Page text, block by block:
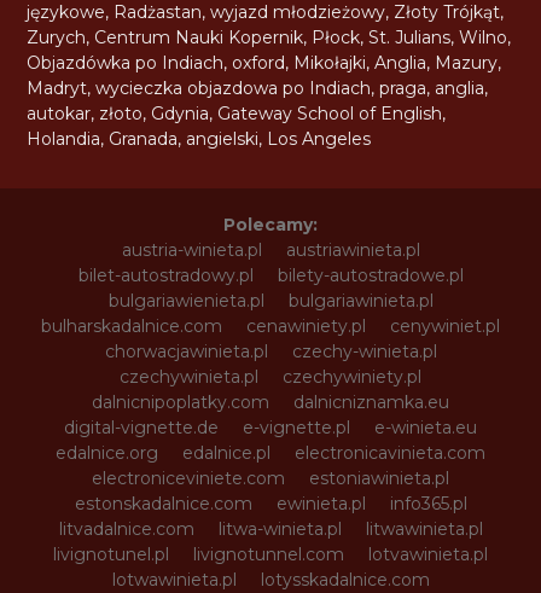
językowe, Radżastan,wyjazd młodzieżowy, Złoty Trójkąt,
Zurych, Centrum Nauki Kopernik, Płock,St. Julians,Wilno,
Objazdówka po Indiach, oxford, Mikołajki,Anglia, Mazury,
Madryt,wycieczka objazdowa po Indiach,praga, anglia,
autokar, złoto, Gdynia, Gateway School of English,
Holandia, Granada, angielski, Los Angeles
Polecamy:
austria-winieta.pl
austriawinieta.pl
bilet-autostradowy.pl
bilety-autostradowe.pl
bulgariawienieta.pl
bulgariawinieta.pl
bulharskadalnice.com
cenawiniety.pl
cenywiniet.pl
chorwacjawinieta.pl
czechy-winieta.pl
czechywinieta.pl
czechywiniety.pl
dalnicnipoplatky.com
dalnicniznamka.eu
digital-vignette.de
e-vignette.pl
e-winieta.eu
edalnice.org
edalnice.pl
electronicavinieta.com
electroniceviniete.com
estoniawinieta.pl
estonskadalnice.com
ewinieta.pl
info365.pl
litvadalnice.com
litwa-winieta.pl
litwawinieta.pl
livignotunel.pl
livignotunnel.com
lotvawinieta.pl
lotwawinieta.pl
lotysskadalnice.com